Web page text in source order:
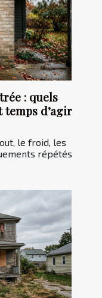
: quels
d’agir
le froid, les
répétés